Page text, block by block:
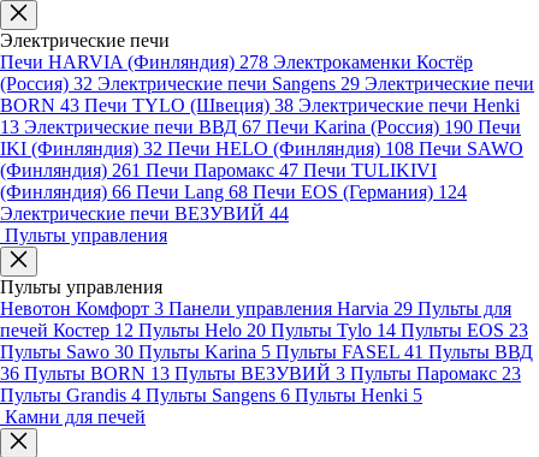
Электрические печи
Печи HARVIA (Финляндия) 278 Электрокаменки Костёр
(Россия) 32 Электрические печи Sangens 29 Электрические печи
BORN 43 Печи TYLO (Швеция) 38 Электрические печи Henki
13 Электрические печи ВВД 67 Печи Karina (Россия) 190 Печи
IKI (Финляндия) 32 Печи HELO (Финляндия) 108 Печи SAWO
(Финляндия) 261 Печи Паромакс 47 Печи TULIKIVI
(Финляндия) 66 Печи Lang 68 Печи EOS (Германия) 124
Электрические печи ВЕЗУВИЙ 44
Пульты управления
Пульты управления
Невотон Комфорт 3 Панели управления Harvia 29 Пульты для
печей Костер 12 Пульты Helo 20 Пульты Tylo 14 Пульты EOS 23
Пульты Sawo 30 Пульты Karina 5 Пульты FASEL 41 Пульты ВВД
36 Пульты BORN 13 Пульты ВЕЗУВИЙ 3 Пульты Паромакс 23
Пульты Grandis 4 Пульты Sangens 6 Пульты Henki 5
Камни для печей